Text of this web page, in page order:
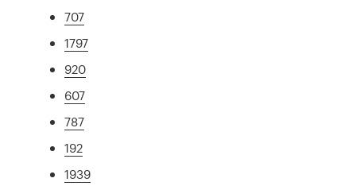
707
1797
920
607
787
192
1939